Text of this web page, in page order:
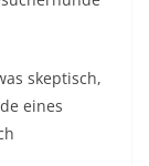
skeptisch,
eines